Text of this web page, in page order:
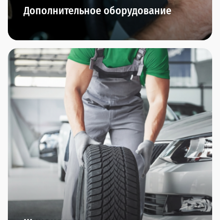
Дополнительное оборудование
В автосалонах сети Прагматика вы найдете
дополнительное оборудование по всем
направлениям: охранные комплексы, защита
автомобиля, интерьер, комфорт, резина/диски,
тюнинг, экстерьер.
Оригинальные производители и гарантия
качества - это мы обещаем.